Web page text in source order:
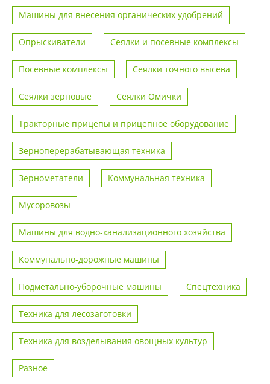
Машины для внесения органических удобрений
Опрыскиватели Сеялки и посевные комплексы
Посевные комплексы Сеялки точного высева
Сеялки зерновые Сеялки Омички
Тракторные прицепы и прицепное оборудование
Зерноперерабатывающая техника
Зернометатели Коммунальная техника
Мусоровозы
Машины для водно-канализационного хозяйства
Коммунально-дорожные машины
Подметально-уборочные машины Спецтехника
Техника для лесозаготовки
Техника для возделывания овощных культур
Разное